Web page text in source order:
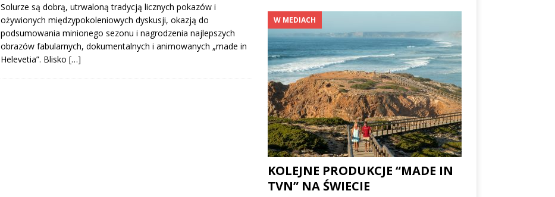
Solurze są dobrą, utrwaloną tradycją licznych pokazów i
ożywionych międzypokoleniowych dyskusji, okazją do
podsumowania minionego sezonu i nagrodzenia najlepszych
obrazów fabularnych, dokumentalnych i animowanych „made in
Helevetia”. Blisko […]
W MEDIACH
KOLEJNE PRODUKCJE “MADE IN
TVN” NA ŚWIECIE